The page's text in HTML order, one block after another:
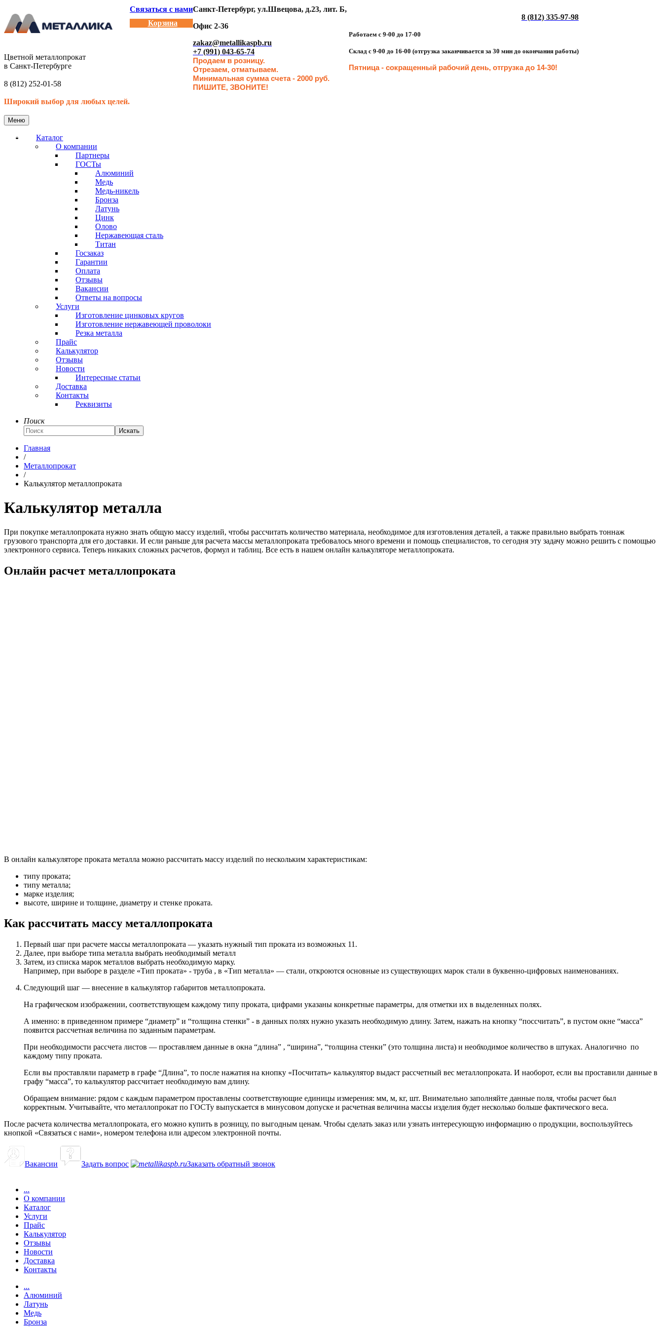
Цветной металлопрокат
в Санкт-Петербурге
8 (812) 252-01-58
Широкий выбор для любых целей.
Связаться с нами
Корзина
Санкт-Петербург, ул.Швецова, д.23, лит. Б,
Офис 2-36
zakaz@metallikaspb.ru
+7 (991) 043-65-74
Продаем в розницу.
Отрезаем, отматываем.
Минимальная сумма счета - 2000 руб.
ПИШИТЕ, ЗВОНИТЕ!
8 (812) 335-97-98
Работаем с 9-00 до 17-00
Склад с 9-00 до 16-00 (отгрузка заканчивается за 30 мин до окончания работы)
Пятница - сокращенный рабочий день, отгрузка до 14-30!
Меню
Каталог
О компании
Партнеры
ГОСТы
Алюминий
Медь
Медь-никель
Бронза
Латунь
Цинк
Олово
Нержавеющая сталь
Титан
Госзаказ
Гарантии
Оплата
Отзывы
Вакансии
Ответы на вопросы
Услуги
Изготовление цинковых кругов
Изготовление нержавеющей проволоки
Резка металла
Прайс
Калькулятор
Отзывы
Новости
Интересные статьи
Доставка
Контакты
Реквизиты
Поиск
Искать
Главная
/
Металлопрокат
/
Калькулятор металлопроката
Калькулятор металла
При покупке металлопроката нужно знать общую массу изделий, чтобы рассчитать количество материала, необходимое для изготовления деталей, а также правильно выбрать тоннаж
грузового транспорта для его доставки. И если раньше для расчета массы металлопроката требовалось много времени и помощь специалистов, то сегодня эту задачу можно решить с помощью
электронного сервиса. Теперь никаких сложных расчетов, формул и таблиц. Все есть в нашем онлайн калькуляторе металлопроката.
Онлайн расчет металлопроката
В онлайн калькуляторе проката металла можно рассчитать массу изделий по нескольким характеристикам:
типу проката;
типу металла;
марке изделия;
высоте, ширине и толщине, диаметру и стенке проката.
Как рассчитать массу металлопроката
Первый шаг при расчете массы металлопроката — указать нужный тип проката из возможных 11.
Далее, при выборе типа металла выбрать необходимый металл
Затем, из списка марок металлов выбрать необходимую марку.
Например, при выборе в разделе «Тип проката» - труба , в «Тип металла» — стали, откроются основные из существующих марок стали в буквенно-цифровых наименованиях.
Следующий шаг — внесение в калькулятор габаритов металлопроката.
На графическом изображении, соответствующем каждому типу проката, цифрами указаны конкретные параметры, для отметки их в выделенных полях.
А именно: в приведенном примере “диаметр” и “толщина стенки” - в данных полях нужно указать необходимую длину. Затем, нажать на кнопку “поссчитать”, в пустом окне “масса”
появится рассчетная величина по заданным параметрам.
При необходимости рассчета листов — проставляем данные в окна “длина” , “ширина”, “толщина стенки” (это толщина листа) и необходимое количество в штуках. Аналогично по
каждому типу проката.
Если вы проставляли параметр в графе “Длина”, то после нажатия на кнопку «Посчитать» калькулятор выдаст рассчетный вес металлопроката. И наоборот, если вы проставили данные в
графу “масса”, то калькулятор рассчитает необходимую вам длину.
Обращаем внимание: рядом с каждым параметром проставлены соответствующие единицы измерения: мм, м, кг, шт. Внимательно заполняйте данные поля, чтобы расчет был
корректным. Учитывайте, что металлопрокат по ГОСТу выпускается в минусовом допуске и расчетная величина массы изделия будет несколько больше фактического веса.
После расчета количества металлопроката, его можно купить в розницу, по выгодным ценам. Чтобы сделать заказ или узнать интересующую информацию о продукции, воспользуйтесь
кнопкой «Связаться с нами», номером телефона или адресом электронной почты.
Вакансии Задать вопрос Заказать обратный звонок
...
О компании
Каталог
Услуги
Прайс
Калькулятор
Отзывы
Новости
Доставка
Контакты
...
Алюминий
Латунь
Медь
Бронза